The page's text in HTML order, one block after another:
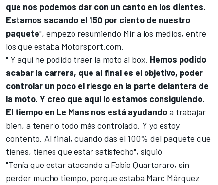
que nos podemos dar con un canto en los dientes.
Estamos sacando el 150 por ciento de nuestro
paquete", empezó resumiendo Mir a los medios, entre
los que estaba Motorsport.com.
" Y aquí he podido traer la moto al box. Hemos podido
acabar la carrera, que al final es el objetivo, poder
controlar un poco el riesgo en la parte delantera de
la moto. Y creo que aquí lo estamos consiguiendo.
El tiempo en Le Mans nos está ayudandoa trabajar
bien, a tenerlo todo más controlado. Y yo estoy
contento. Al final, cuando das el 100% del paquete que
tienes, tienes que estar satisfecho", siguió.
"Tenía que estar atacando a Fabio Quartararo, sin
perder mucho tiempo, porque estaba Marc Márquez